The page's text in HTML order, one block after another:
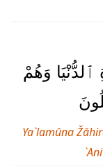
وَهُمْ
Ya`lamūna